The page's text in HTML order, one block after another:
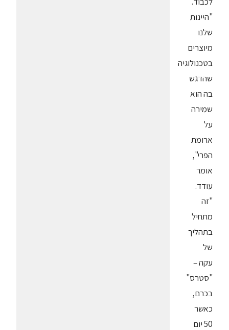
"היינות
שלנו
מיוצרים
בטכנולוגיה
שהדגש
בה הוא
שמירה
על
ארומת
הפרי",
אומר
עודד.
"זה
מתחיל
בתהליך
של
עקה –
"סטרס"
בכרם,
כאשר
50 יום